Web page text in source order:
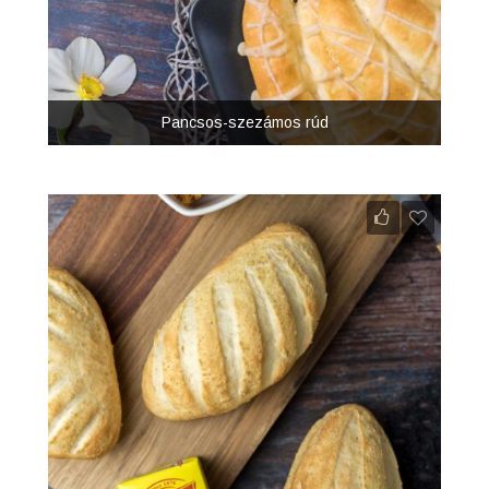
Pancsos-szezámos rúd